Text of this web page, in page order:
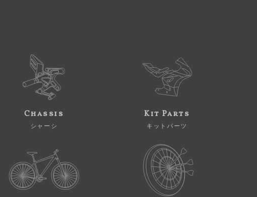
Chassis
シャーシ
Kit Parts
キットパーツ